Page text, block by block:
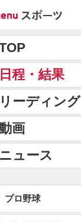
日程・結果
リーディング
画
ニュース
プロ野球